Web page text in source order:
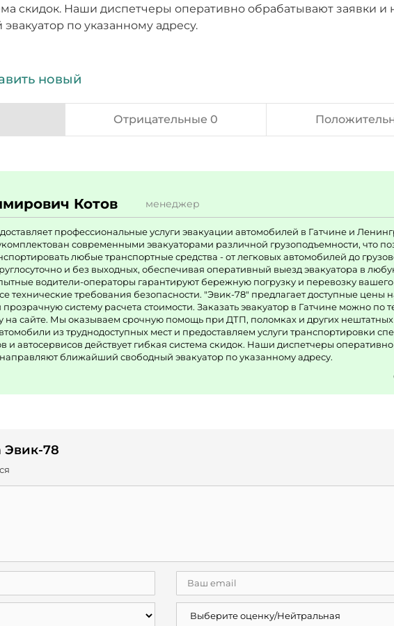
скидок. Наши диспетчеры оперативно обрабатывают заявки и
по указанному адресу.
новый
Отрицательные 0
Котов менеджер
профессиональные услуги эвакуации автомобилей в Гатчине и
современными эвакуаторами различной грузоподъемности, что
любые транспортные средства - от легковых автомобилей до
и без выходных, обеспечивая оперативный выезд эвакуатора в
водители-операторы гарантируют бережную погрузку и перевозку вашего
технические требования безопасности. "Эвик-78" предлагает доступные цены
систему расчета стоимости. Заказать эвакуатор в Гатчине можно по
на сайте. Мы оказываем срочную помощь при ДТП, поломках и других нештатных
из труднодоступных мест и предоставляем услуги транспортировки
и автосервисов действует гибкая система скидок. Наши диспетчеры оперативно
ближайший свободный эвакуатор по указанному адресу.
Эвик-78